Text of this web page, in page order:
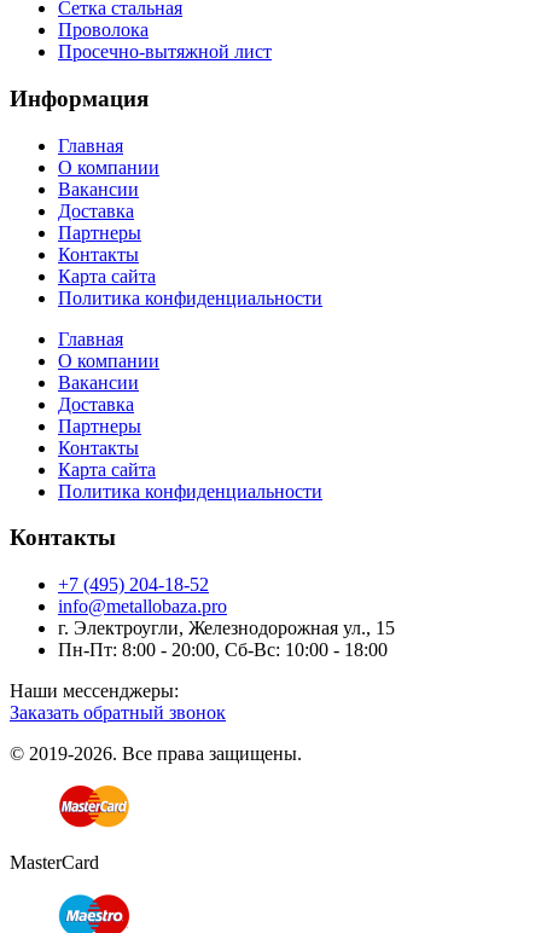
Сетка стальная
Проволока
Просечно-вытяжной лист
Информация
Главная
О компании
Вакансии
Доставка
Партнеры
Контакты
Карта сайта
Политика конфиденциальности
Главная
О компании
Вакансии
Доставка
Партнеры
Контакты
Карта сайта
Политика конфиденциальности
Контакты
+7 (495) 204-18-52
info@metallobaza.pro
г. Электроугли, Железнодорожная ул., 15
Пн-Пт: 8:00 - 20:00, Сб-Вс: 10:00 - 18:00
Наши мессенджеры:
Заказать обратный звонок
© 2019-2026. Все права защищены.
MasterCard